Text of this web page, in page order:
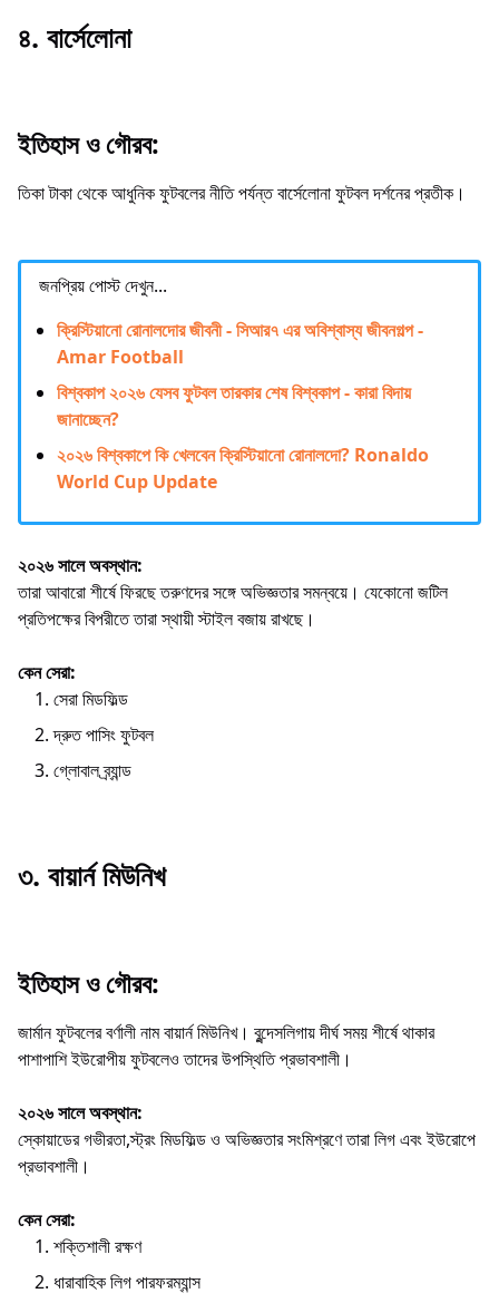
৪. বার্সেলোনা
ইতিহাস ও গৌরব:
তিকা টাকা থেকে আধুনিক ফুটবলের নীতি পর্যন্ত বার্সেলোনা ফুটবল দর্শনের প্রতীক।
জনপ্রিয় পোস্ট দেখুন...
ক্রিস্টিয়ানো রোনালদোর জীবনী - সিআর৭ এর অবিশ্বাস্য জীবনগল্প -
Amar Football
বিশ্বকাপ ২০২৬ যেসব ফুটবল তারকার শেষ বিশ্বকাপ - কারা বিদায়
জানাচ্ছেন?
২০২৬ বিশ্বকাপে কি খেলবেন ক্রিস্টিয়ানো রোনালদো? Ronaldo
World Cup Update
২০২৬ সালে অবস্থান:
তারা আবারো শীর্ষে ফিরছে তরুণদের সঙ্গে অভিজ্ঞতার সমন্বয়ে। যেকোনো জটিল
প্রতিপক্ষের বিপরীতে তারা স্থায়ী স্টাইল বজায় রাখছে।
কেন সেরা:
সেরা মিডফিল্ড
দ্রুত পাসিং ফুটবল
গ্লোবাল ব্র্যান্ড
৩. বায়ার্ন মিউনিখ
ইতিহাস ও গৌরব:
জার্মান ফুটবলের বর্ণালী নাম বায়ার্ন মিউনিখ। বুন্দেসলিগায় দীর্ঘ সময় শীর্ষে থাকার
পাশাপাশি ইউরোপীয় ফুটবলেও তাদের উপস্থিতি প্রভাবশালী।
২০২৬ সালে অবস্থান:
স্কোয়াডের গভীরতা,স্ট্রং মিডফিল্ড ও অভিজ্ঞতার সংমিশ্রণে তারা লিগ এবং ইউরোপে
প্রভাবশালী।
কেন সেরা:
শক্তিশালী রক্ষণ
ধারাবাহিক লিগ পারফরম্যান্স